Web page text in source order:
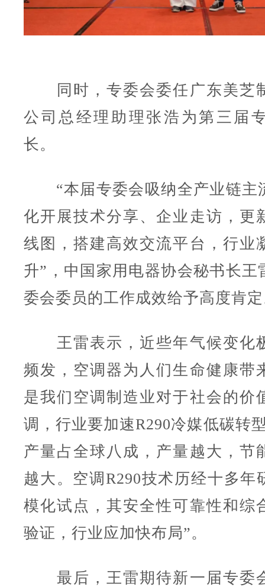
同时，专委会委任广东美芝
公司总经理助理张浩为第三届
长。
“本届专委会吸纳全产业链主
化开展技术分享、企业走访，更
线图，搭建高效交流平台，行业
升”，中国家用电器协会秘书长王
委会委员的工作成效给予高度肯
王雷表示，近些年气候变化
频发，空调器为人们生命健康带
是我们空调制造业对于社会的价
调，行业要加速R290冷媒低碳转
产量占全球八成，产量越大，节
越大。空调R290技术历经十多年
模化试点，其安全性可靠性和综
验证，行业应加快布局”。
最后，王雷期待新一届专委